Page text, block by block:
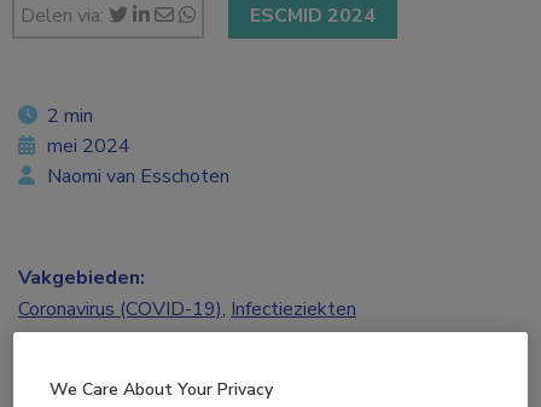
Delen via: ESCMID 2024
2 min
mei 2024
Naomi van Esschoten
Vakgebieden:
Coronavirus (COVID-19), Infectieziekten
We Care About Your Privacy